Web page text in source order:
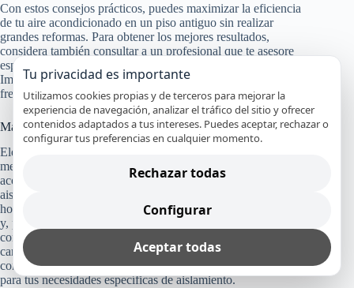
Con estos consejos prácticos, puedes maximizar la eficiencia
de tu aire acondicionado en un piso antiguo sin realizar
grandes reformas. Para obtener los mejores resultados,
considera también consultar a un profesional que te asesore
específicamente basado en las características de tu vivienda.
Implementando estas mejoras, disfrutarás de un ambiente más
fresco y confortable sin gastar de más.
Materiales de aislamiento recomendados
Elegir los materiales de aislamiento adecuados es crucial para
mejorar la eficiencia energética de los sistemas de aire
acondicionado en pisos antiguos de Barcelona. Un buen
aislamiento contribuye a mantener la
hogar, lo que reduce la carga de trabajo del aire acondicionado
y, por tanto, el consumo de energía. se presenta una tabla
comparativa de materiales de aislamiento populares, sus
características principales y los beneficios que ofrecen. Este
conocimiento puede guiarte en la elección del mejor material
para tus necesidades específicas de aislamiento.
Tu privacidad es importante
Utilizamos cookies propias y de terceros para mejorar la
experiencia de navegación, analizar el tráfico del sitio y ofrecer
contenidos adaptados a tus intereses. Puedes aceptar, rechazar o
configurar tus preferencias en cualquier momento.
Rechazar todas
Configurar
Aceptar todas